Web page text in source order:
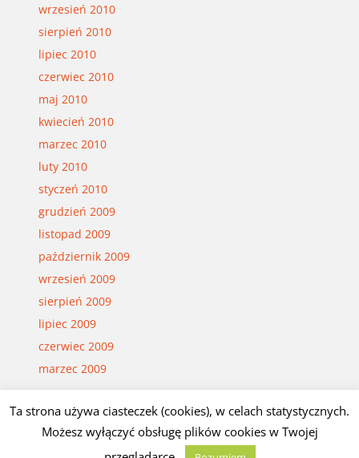
wrzesień 2010
sierpień 2010
lipiec 2010
czerwiec 2010
maj 2010
kwiecień 2010
marzec 2010
luty 2010
styczeń 2010
grudzień 2009
listopad 2009
październik 2009
wrzesień 2009
sierpień 2009
lipiec 2009
czerwiec 2009
marzec 2009
© Czesław Białczyński
Ta strona używa ciasteczek (cookies), w celach statystycznych.
Możesz wyłączyć obsługę plików cookies w Twojej